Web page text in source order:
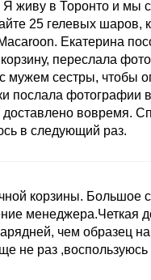
живу в Торонто и мы
25 гелевых шаров,
Екатерина
переслала
мужем сестры, чтобы
послала фотографии
вовремя.
в следующий раз.
корзины. Большое
менеджера.Четкая
чем образец
не раз